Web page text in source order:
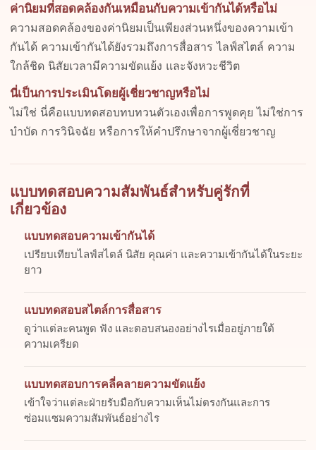
ค่านิยมที่สอดคล้องกันเหมือนกับความเข้ากันได้หรือไม่
ความสอดคล้องของค่านิยมเป็นเพียงส่วนหนึ่งของความเข้า
กันได้ ความเข้ากันได้ยังรวมถึงการสื่อสาร ไลฟ์สไตล์ ความ
ใกล้ชิด นิสัยเวลามีความขัดแย้ง และจังหวะชีวิต
นี่เป็นการประเมินโดยผู้เชี่ยวชาญหรือไม่
ไม่ใช่ นี่คือแบบทดสอบทบทวนตัวเองเพื่อการพูดคุย ไม่ใช่การ
บำบัด การวินิจฉัย หรือการให้คำปรึกษาจากผู้เชี่ยวชาญ
แบบทดสอบความสัมพันธ์สำหรับคู่รักที่
เกี่ยวข้อง
แบบทดสอบความเข้ากันได้
เปรียบเทียบไลฟ์สไตล์ นิสัย คุณค่า และความเข้ากันได้ในระยะ
ยาว
แบบทดสอบสไตล์การสื่อสาร
ดูว่าแต่ละคนพูด ฟัง และตอบสนองอย่างไรเมื่ออยู่ภายใต้
ความเครียด
แบบทดสอบการคลี่คลายความขัดแย้ง
เข้าใจว่าแต่ละฝ่ายรับมือกับความเห็นไม่ตรงกันและการ
ซ่อมแซมความสัมพันธ์อย่างไร